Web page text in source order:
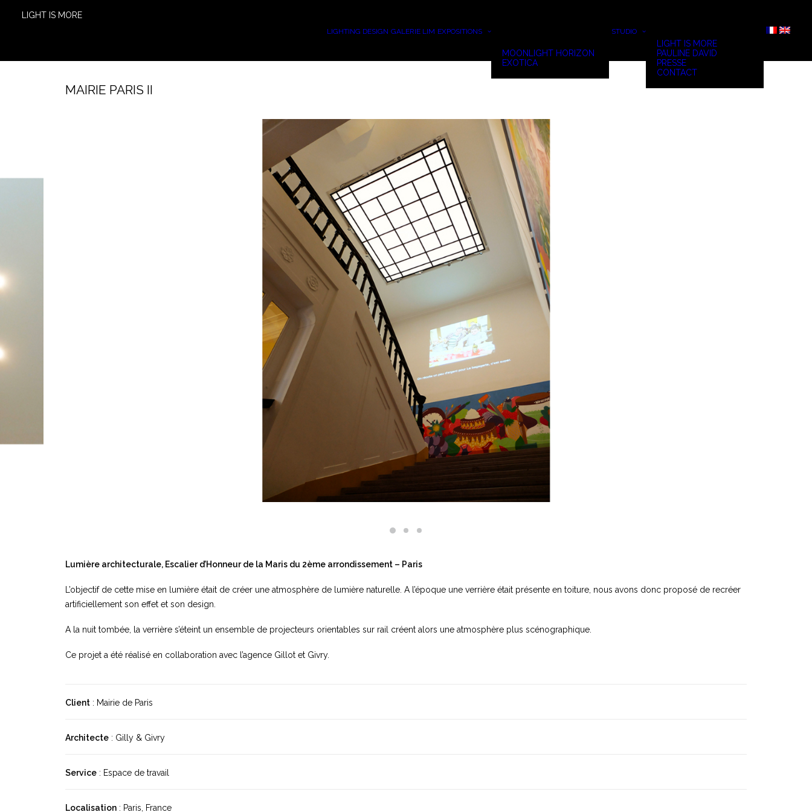
LIGHT IS MORE
LIGHTING DESIGN GALERIE LIM EXPOSITIONS
MOONLIGHT HORIZON
EXOTICA
STUDIO
LIGHT IS MORE
PAULINE DAVID
PRESSE
CONTACT
MAIRIE PARIS II
Lumière architecturale, Escalier d’Honneur de la Maris du 2ème arrondissement – Paris
L’objectif de cette mise en lumière était de créer une atmosphère de lumière naturelle. A l’époque une verrière était présente en toiture, nous avons donc proposé de recréer
artificiellement son effet et son design.
A la nuit tombée, la verrière s’éteint un ensemble de projecteurs orientables sur rail créent alors une atmosphère plus scénographique.
Ce projet a été réalisé en collaboration avec l’agence Gillot et Givry.
Client : Mairie de Paris
Architecte : Gilly & Givry
Service : Espace de travail
Localisation : Paris, France